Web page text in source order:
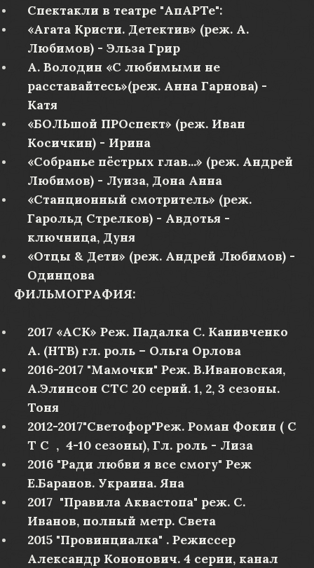
Спектакли в театре "АпАРТе":
«Агата Кристи. Детектив» (реж. А.
Любимов) - Эльза Грир
А. Володин «С любимыми не
расставайтесь»(реж. Анна Гарнова) -
Катя
«БОЛЬшой ПРОспект» (реж. Иван
Косичкин) - Ирина
«Собранье пёстрых глав...» (реж. Андрей
Любимов) - Луиза, Дона Анна
«Станционный смотритель» (реж.
Гарольд Стрелков) - Авдотья -
ключница, Дуня
«Отцы & Дети» (реж. Андрей Любимов) -
Одинцова
ФИЛЬМОГРАФИЯ:
2017 «АСК» Реж. Падалка С. Канивченко
А. (НТВ) гл. роль – Ольга Орлова
2016-2017 "Мамочки" Реж. В.Ивановская,
А.Элинсон СТС 20 серий. 1, 2, 3 сезоны.
Тоня
2012-2017"Светофор"Реж. Роман Фокин ( С
Т С , 4-10 сезоны), Гл. роль - Лиза
2016 "Ради любви я все смогу" Реж
Е.Баранов. Украина. Яна
2017 "Правила Аквастопа" реж. С.
Иванов, полный метр. Света
2015 "Провинциалка" . Режиссер
Александр Кононович. 4 серии, канал